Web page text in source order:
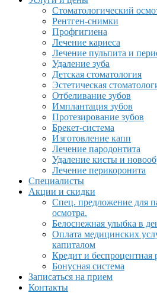
Стоматологический
Рентген-снимки
Профгигиена
Лечение кариеса
Лечение пульпита и
Удаление зуба
Детская стоматология
Эстетическая
Отбеливание зубов
Имплантация зубов
Протезирование зубов
Брекет-система
Изготовление капп
Лечение пародонтита
Удаление кисты и
Лечение перикоронита
Специалисты
Акции и скидки
Спец. предложение для
осмотра.
Белоснежная улыбка в
Оплата медицинских
капиталом
Кредит и беспроцентная
Бонусная система
Записаться на прием
Контакты